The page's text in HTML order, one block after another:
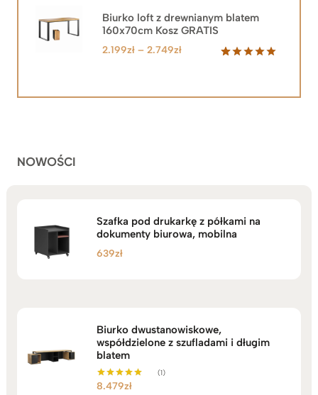
2.219zł.1.999zł.
Biurko loft z drewnianym blatem
160x70cm Kosz GRATIS
2.199zł – 2.749złZakres
2.199zł
NOWOŚCI
Szafka pod drukarkę z półkami na
dokumenty biurowa, mobilna
639zł
Biurko dwustanowiskowe,
współdzielone z szufladami i długim
blatem
Oceniono
(1)
8.479zł